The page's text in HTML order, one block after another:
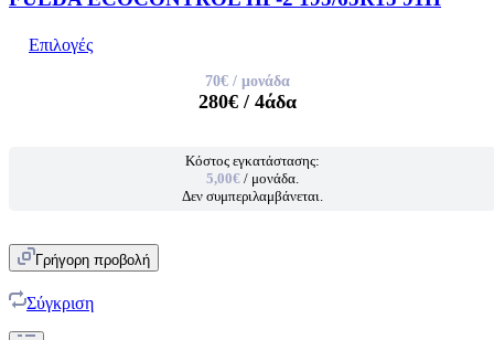
Επιλογές
70€/ μονάδα
280€/ 4άδα
Κόστος εγκατάστασης:
5,00€ / μονάδα.
Δεν συμπεριλαμβάνεται.
Γρήγορη προβολή
Σύγκριση